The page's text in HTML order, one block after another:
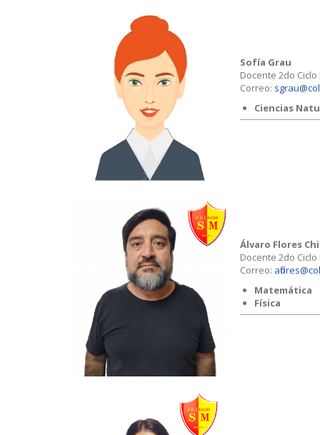
Sofía Grau
Docente 2do Ciclo
Correo:
Ciencias
Álvaro Flores
Docente 2do Ciclo
Correo:
Matemática
Física